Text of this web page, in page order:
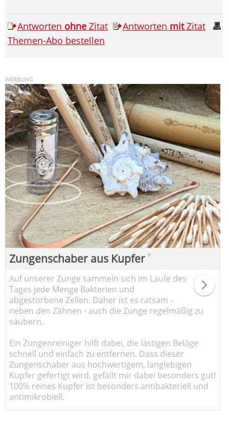
Antworten ohne Zitat Antworten mitZitat
Themen-Abo bestellen
Zungenschaber aus Kupfer*
Auf unserer Zunge sammeln sich im Laufe des
Tages jede Menge Bakterien und
abgestorbene Zellen. Daher ist es ratsam -
neben den Zähnen - auch die Zunge regelmäßig zu
säubern.
Ein Zungenreiniger hilft dabei, die lästigen Beläge
schnell und einfach zu entfernen. Dass dieser
Zungenschaber aus hochwertigem, langlebigen
Kupfer gefertigt wird, gefällt mir dabei besonders gut!
100% reines Kupfer ist besonders antibakteriell und
antimikrobiell.